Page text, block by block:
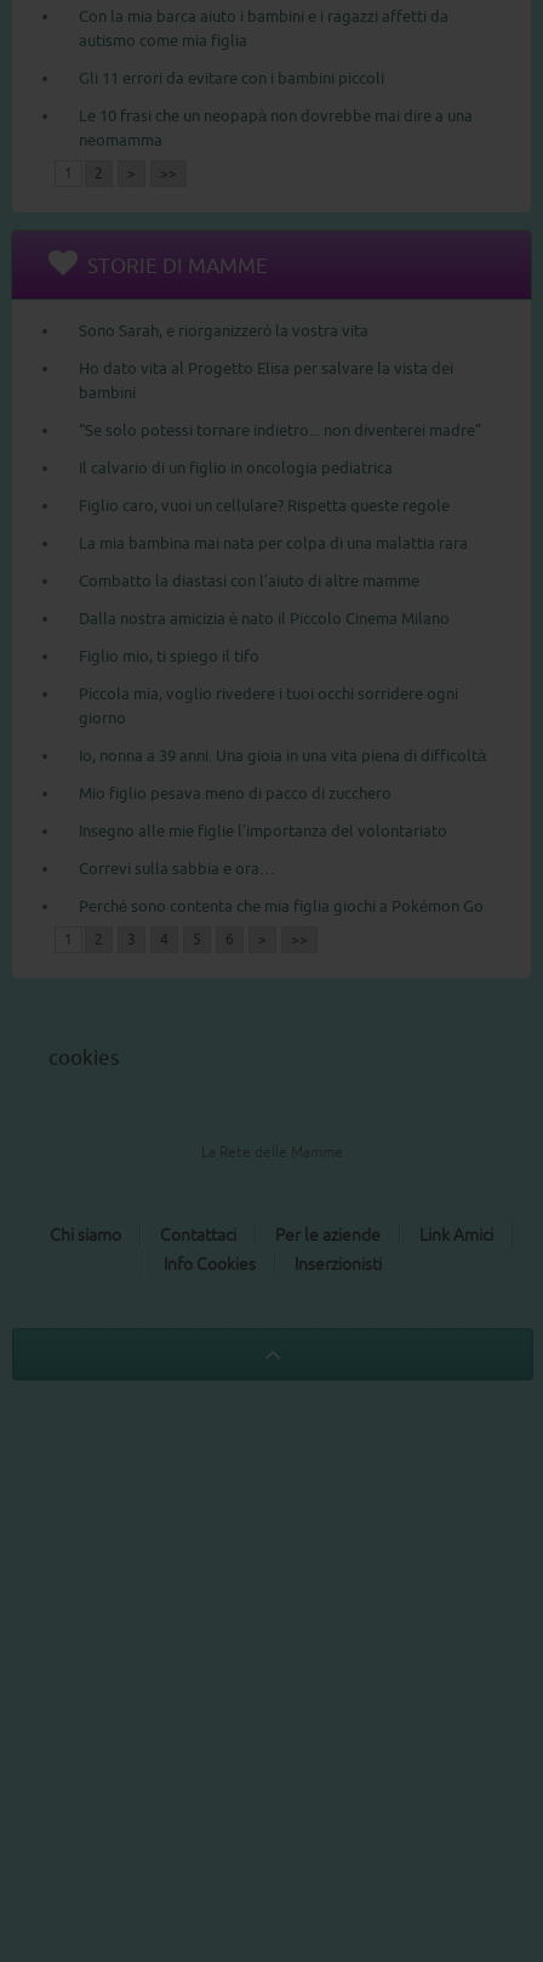
Con la mia barca aiuto i bambini e i ragazzi affetti da
autismo come mia figlia
Gli 11 errori da evitare con i bambini piccoli
Le 10 frasi che un neopapà non dovrebbe mai dire a una
neomamma
1 2 > >>
STORIE DI MAMME
Sono Sarah, e riorganizzerò la vostra vita
Ho dato vita al Progetto Elisa per salvare la vista dei
bambini
“Se solo potessi tornare indietro... non diventerei madre”
Il calvario di un figlio in oncologia pediatrica
Figlio caro, vuoi un cellulare? Rispetta queste regole
La mia bambina mai nata per colpa di una malattia rara
Combatto la diastasi con l’aiuto di altre mamme
Dalla nostra amicizia è nato il Piccolo Cinema Milano
Figlio mio, ti spiego il tifo
Piccola mia, voglio rivedere i tuoi occhi sorridere ogni
giorno
Io, nonna a 39 anni. Una gioia in una vita piena di difficoltà
Mio figlio pesava meno di pacco di zucchero
Insegno alle mie figlie l’importanza del volontariato
Correvi sulla sabbia e ora…
Perché sono contenta che mia figlia giochi a Pokémon Go
1 2 3 4 5 6 > >>
cookies
La Rete delle Mamme
Chi siamo Contattaci Per le aziende
Link Amici
Info Cookies
Inserzionisti